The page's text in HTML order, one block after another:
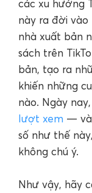
các xu hướng
này ra đời vào
nhà xuất bản
sách trên
bản, tạo ra
khiến những
nào. Ngày
lượt xem — và
số như thế
không chú ý.
Như vậy, hãy